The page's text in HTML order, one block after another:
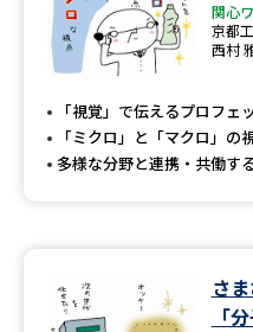
志望校・出願校を調べる
先輩が入学を決めた理由
関心
京都
西村
「視覚」で伝えるプロフェ
「ミクロ」と「マクロ」の
多様な分野と連携・共働す
さ
「